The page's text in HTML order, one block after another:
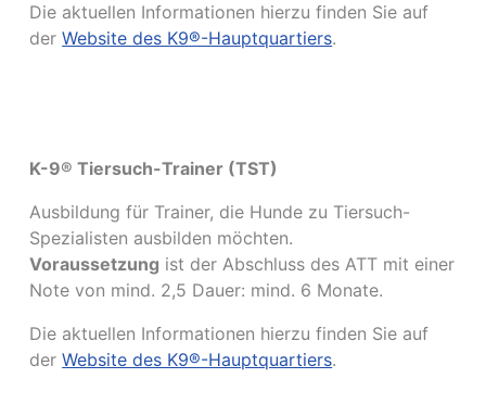
Die aktuellen Informationen hierzu finden Sie auf
derWebsite des K9®-Hauptquartiers.
K-9® Tiersuch-Trainer (TST)
Ausbildung für Trainer, die Hunde zu Tiersuch-
Spezialisten ausbilden möchten.
Voraussetzung ist der Abschluss des ATT mit einer
Note von mind. 2,5 Dauer: mind. 6 Monate.
Die aktuellen Informationen hierzu finden Sie auf
derWebsite des K9®-Hauptquartiers.